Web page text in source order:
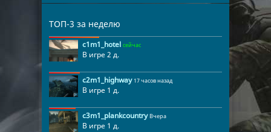
ТОП-3 за неделю
c1m1_hotel сейчас
В игре 2 д.
c2m1_highway 17 часов назад
В игре 1 д.
c3m1_plankcountry Вчера
В игре 1 д.